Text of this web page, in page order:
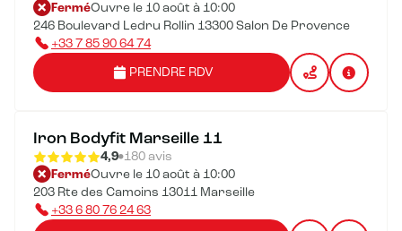
FerméOuvre le 10 août à 10:00
246 Boulevard Ledru Rollin 13300 Salon De Provence
+33 7 85 90 64 74
PRENDRE RDV
Iron Bodyfit Marseille 11
4,9 180 avis
FerméOuvre le 10 août à 10:00
203 Rte des Camoins 13011 Marseille
+33 6 80 76 24 63